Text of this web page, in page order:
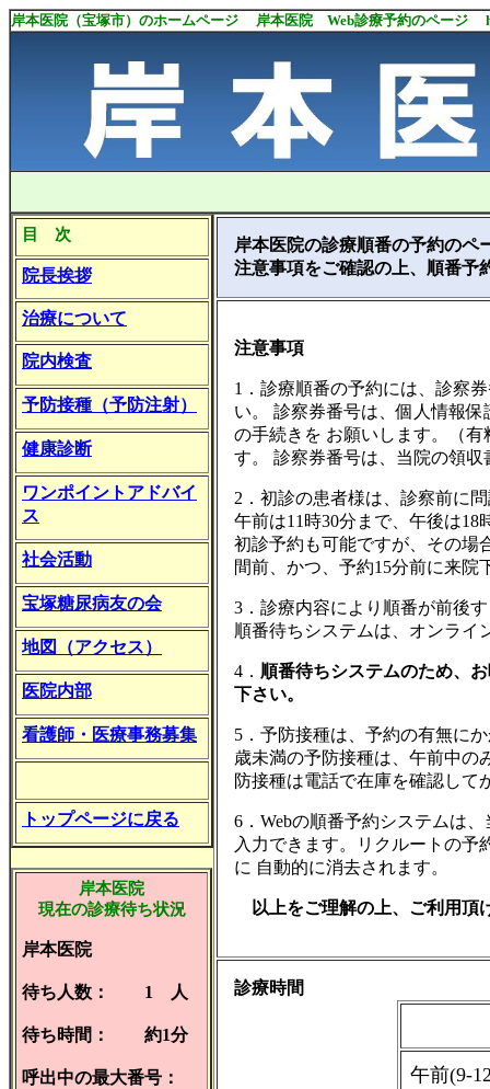
岸本医院（宝塚市）のホームページ 岸本医院 Web診療予約のページ
目 次
院長挨拶
治療について
院内検査
予防接種（予防注射）
健康診断
ワンポイントアドバイ
ス
社会活動
宝塚糖尿病友の会
地図（アクセス）
医院内部
看護師・医療事務募集
トップページに戻る
岸本医院
現在の診療待ち状況
岸本医院
待ち人数： 1 人
待ち時間： 約1分
呼出中の最大番号：
岸本医院の診療順番の予約のペ
注意事項をご確認の上、順番予
注意事項
1．診療順番の予約には、診察
い。 診察券番号は、個人情報
の手続きを お願いします。（
す。 診察券番号は、当院の領
2．初診の患者様は、診察前に
午前は11時30分まで、午後は
初診予約も可能ですが、その場
間前、かつ、予約15分前に来院
3．診療内容により順番が前後
順番待ちシステムは、オンライ
4． 順番待ちシステムのため、
下さい。
5．予防接種は、予約の有無に
歳未満の予防接種は、午前中の
防接種は電話で在庫を確認して
6．Webの順番予約システムは
入力できます。リクルートの予
に 自動的に消去されます。
以上をご理解の上、ご利用頂
診療時間
午前(9-